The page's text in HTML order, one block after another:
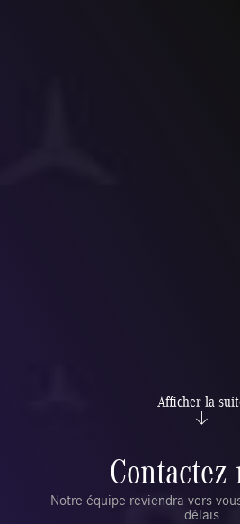
Afficher la
Notre équipe reviendra vers
délais